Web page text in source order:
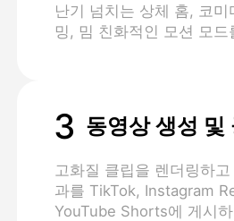
난기 넘치는 상체 홈, 코미
밍, 밈 친화적인 모션 모드
3 동영상 생성 및
고화질 클립을 렌더링하
과를 TikTok, Instagram
YouTube Shorts에 게시